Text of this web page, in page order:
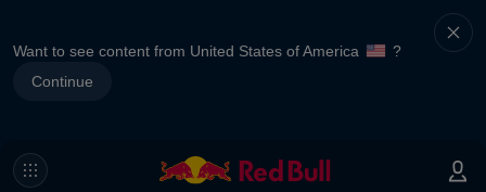
Want to see content from United States of America
?
Continue